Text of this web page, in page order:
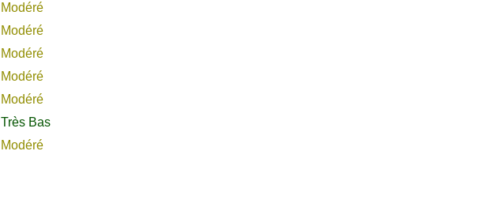
Modéré
Modéré
Modéré
Modéré
Modéré
Très Bas
Modéré